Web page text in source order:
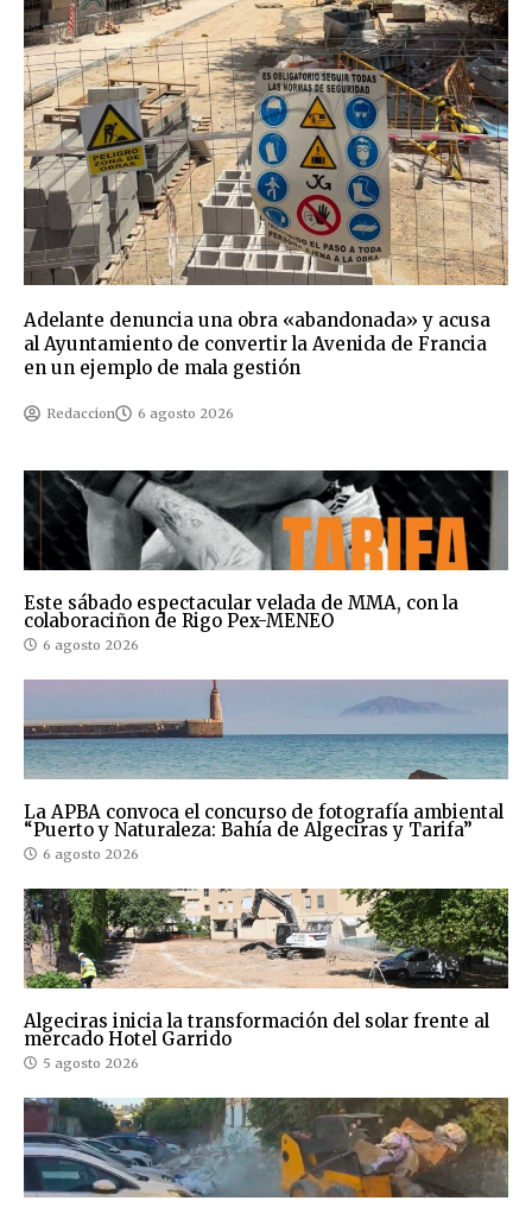
Adelante denuncia una obra «abandonada» y acusa
al Ayuntamiento de convertir la Avenida de Francia
en un ejemplo de mala gestión
Redaccion 6 agosto 2026
Este sábado espectacular velada de MMA, con la
colaboraciñon de Rigo Pex-MENEO
6 agosto 2026
La APBA convoca el concurso de fotografía ambiental
“Puerto y Naturaleza: Bahía de Algeciras y Tarifa”
6 agosto 2026
Algeciras inicia la transformación del solar frente al
mercado Hotel Garrido
5 agosto 2026